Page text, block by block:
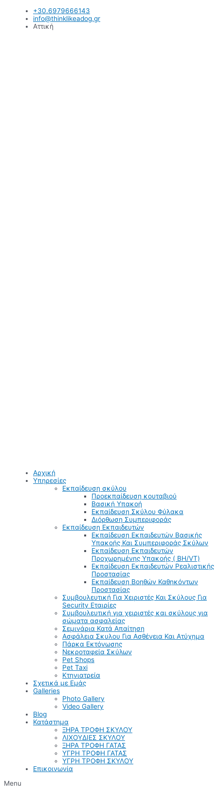
Μετάβαση
περιεχόμενο
+30.6979666143
info@thinklikeadog.gr
Αττική
Αρχική
Υπηρεσίες
Εκπαίδευση σκύλου
Προεκπαίδευση κουταβιού
Βασική Υπακοή
Εκπαίδευση Σκύλου Φύλακα
Διόρθωση Συμπεριφοράς
Εκπαίδευση Εκπαιδευτών
Εκπαίδευση Εκπαιδευτών Βασικής
Υπακοής Και Συμπεριφοράς Σκύλων
Εκπαίδευση Εκπαιδευτών
Προχωρημένης Υπακοής ( BH/VT)
Εκπαίδευση Εκπαιδευτών Ρεαλιστικής
Προστασίας
Εκπαίδευση Βοηθών Καθηκόντων
Προστασίας
Συμβουλευτική Για Χειριστές Και Σκύλους Για
Security Εταιρίες
Συμβουλευτική για χειριστές και σκύλους για
σώματα ασφαλείας
Σεμινάρια Κατά Απαίτηση
Ασφάλεια Σκυλου Για Ασθένεια Και Ατύχημα
Πάρκα Εκτόνωσης
Νεκροταφεία Σκύλων
Pet Shops
Pet Taxi
Κτηνιατρεία
Σχετικά με Εμάς
Galleries
Photo Gallery
Video Gallery
Blog
Κατάστημα
ΞΗΡΑ ΤΡΟΦΗ ΣΚΥΛΟΥ
ΛΙΧΟΥΔΙΕΣ ΣΚΥΛΟΥ
ΞΗΡΑ ΤΡΟΦΗ ΓΑΤΑΣ
ΥΓΡΗ ΤΡΟΦΗ ΓΑΤΑΣ
ΥΓΡΗ ΤΡΟΦΗ ΣΚΥΛΟΥ
Επικοινωνία
Menu